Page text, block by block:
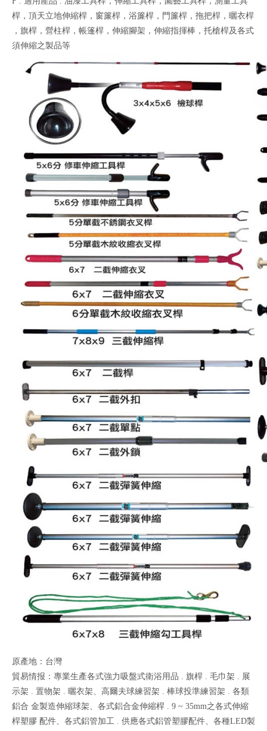
桿，頂天立地伸縮桿，窗簾桿，浴簾桿，門簾桿，拖把桿，曬衣桿
，旗桿，營柱桿，帳篷桿，伸縮腳架，伸縮指揮棒，托槍桿及各式
須伸縮之製品等
原產地：台灣
貿易情报：專業生產各式強力吸盤式衛浴用品 . 旗桿 . 毛巾架 . 展
示架 . 置物架 . 曬衣架、高爾夫球練習架 . 棒球投準練習架 . 各類
鋁合 金製造伸縮球架、各式鋁合金伸縮桿 . 9 ~ 35mm之各式伸縮
桿塑膠 配件、各式鋁管加工 . 供應各式鋁管塑膠配件、各種LED製